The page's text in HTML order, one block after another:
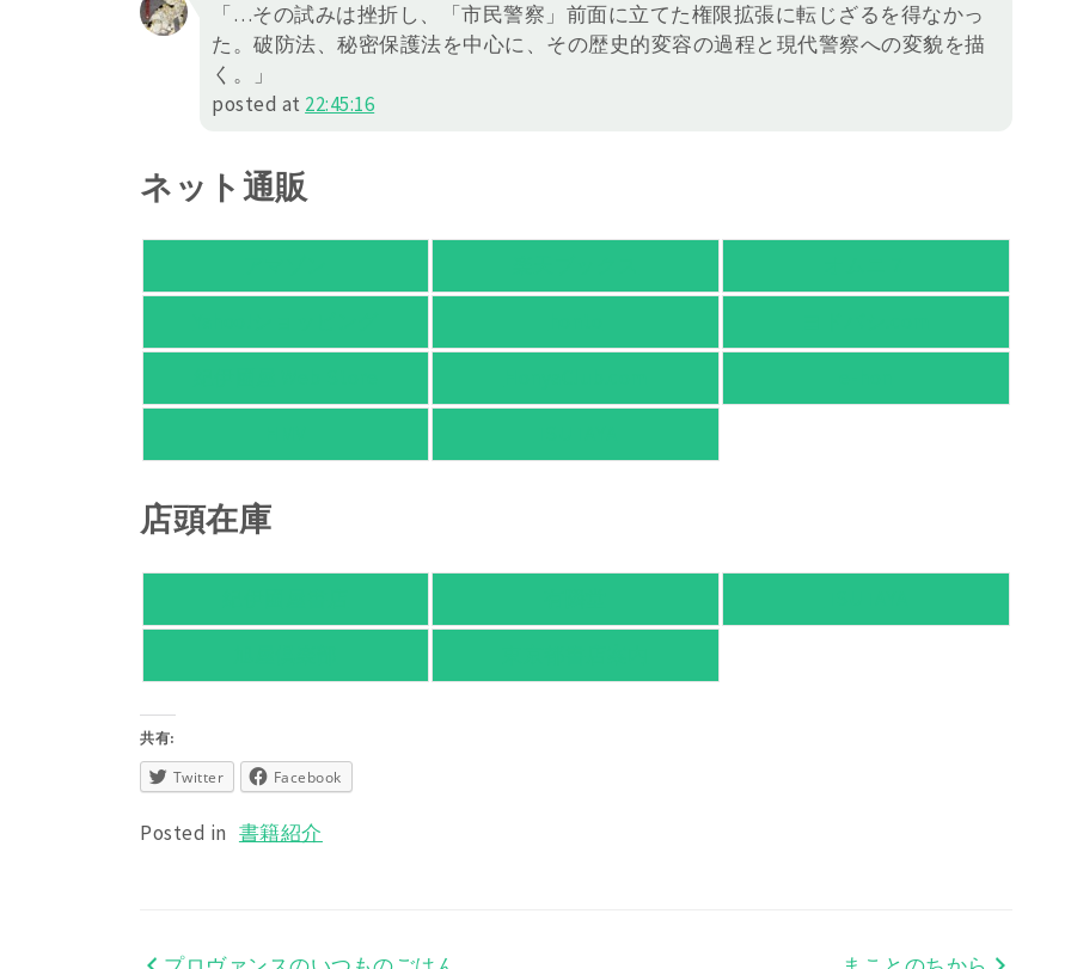
「…その試みは挫折し、「市民警察」前面に立てた権限拡張に転じざるを得なかっ
た。破防法、秘密保護法を中心に、その歴史的変容の過程と現代警察への変貌を描
く。」
posted at 22:45:16
ネット通販
店頭在庫
共有:
Twitter Facebook
Posted in 書籍紹介